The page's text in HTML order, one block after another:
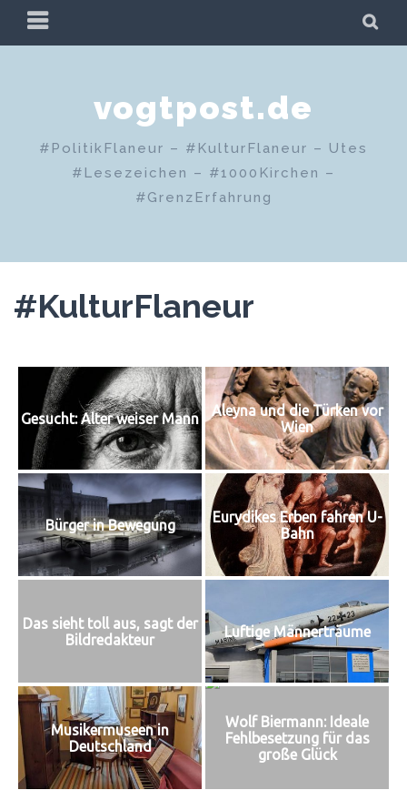
Zum
PRIMÄRES
MENÜ
vogtpost.de
#PolitikFlaneur – #KulturFlaneur – Utes
#Lesezeichen – #1000Kirchen –
#GrenzErfahrung
#KulturFlaneur
Gesucht: Alter weiser Mann
Aleyna und die Türken vor
Wien
Bürger in Bewegung
Eurydikes Erben fahren U-
Bahn
Das sieht toll aus, sagt der
Bildredakteur
Luftige Männerträume
Musikermuseen in
Deutschland
Wolf Biermann: Ideale
Fehlbesetzung für das
große Glück